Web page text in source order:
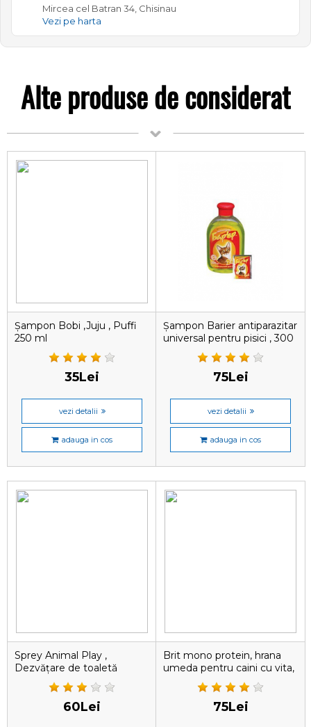
Mircea cel Batran 34, Chisinau
Vezi pe harta
Alte produse de considerat
Șampon Bobi ,Juju , Puffi
250 ml
35Lei
vezi detalii
adauga in cos
Șampon Barier antiparazitar
universal pentru pisici , 300
75Lei
vezi detalii
adauga in cos
Sprey Animal Play ,
Dezvățare de toaletă
,Corectare a
comportamentului pentru
câini și pisici, 200 ml
60Lei
Brit mono protein, hrana
umeda pentru caini cu vita,
75Lei